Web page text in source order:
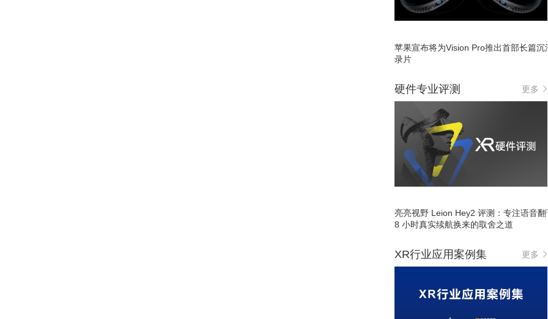
苹果宣布将为Vision Pro推出首部长篇沉
录片
硬件专业评测 更多
亮亮视野 Leion Hey2 评测：专注语音
8 小时真实续航换来的取舍之道
XR行业应用案例集 更多